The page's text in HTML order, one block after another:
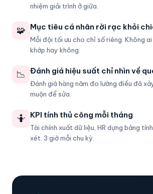
nhiệm giải trình ở giữa.
🧩 Mục tiêu cá nhân rời rạc khỏi
Mỗi đội tối ưu cho chỉ số riêng. Không
khớp hay không.
📉 Đánh giá hiệu suất chỉ nhìn về
Đánh giá hàng năm đo lường điều đã
muộn để sửa.
🤷 KPI tính thủ công mỗi tháng
Tài chính xuất dữ liệu, HR dựng bảng
xét. 3 giờ mỗi chu kỳ.